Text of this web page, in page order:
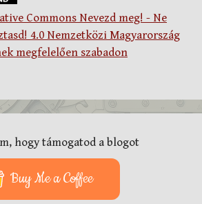
Commons Nevezd meg! - Ne
4.0 Nemzetközi Magyarország
megfelelően szabadon
hogy támogatod a blogot
Buy Me a Coffee